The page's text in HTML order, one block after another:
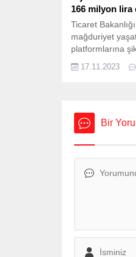
166 milyon lira
Ticaret
mağduriyet
platformlarına
inceleme
Bakanlık, ilgili
platformları
ilgili olarak
Bakanlıktan
tüketiciler
17.11.2023
Bir